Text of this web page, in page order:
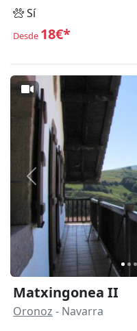
Sí
Desde 18€*
Anterior
Matxingonea II
Oronoz - Navarra